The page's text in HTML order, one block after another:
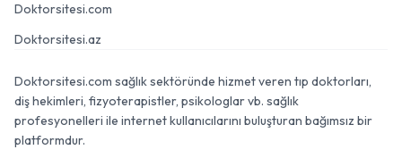
Doktorsitesi.com
Doktorsitesi.az
Doktorsitesi.com sağlık sektöründe hizmet veren tıp doktorları,
diş hekimleri, fizyoterapistler, psikologlar vb. sağlık
profesyonelleri ile internet kullanıcılarını buluşturan bağımsız bir
platformdur.